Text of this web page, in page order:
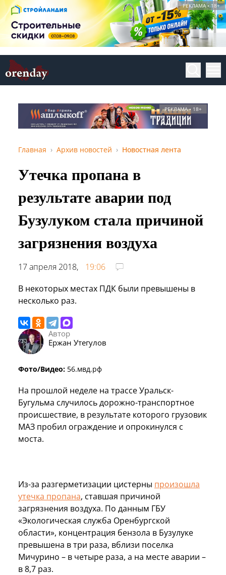
РЕКЛАМА • 18+
РЕКЛАМА • 18+
Главная Архив новостей Новостная лента
Утечка пропана в
результате аварии под
Бузулуком стала причиной
загрязнения воздуха
17 апреля 2018,
19:06
В некоторых местах ПДК были превышены в
несколько раз.
Автор
Ержан Утегулов
Фото/Видео: 56.мвд.рф
На прошлой неделе на трассе Уральск-
Бугульма случилось дорожно-транспортное
происшествие, в результате которого грузовик
МАЗ пробил ограждение и опрокинулся с
моста.
Из-за разгерметизации цистерны произошла
утечка пропана, ставшая причиной
загрязнения воздуха. По данным ГБУ
«Экологическая служба Оренбургской
области», концентрация бензола в Бузулуке
превышена в три раза, вблизи поселка
Мичурино – в четыре раза, а на месте аварии –
в 8,7 раз.